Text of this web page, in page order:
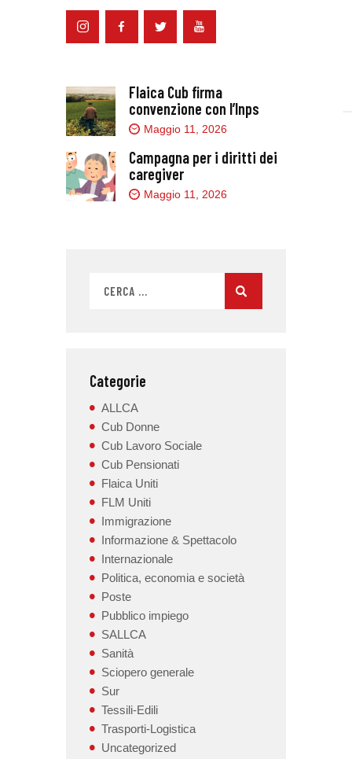
Flaica Cub firma
convenzione con l’Inps
Maggio 11, 2026
Campagna per i diritti dei
caregiver
Maggio 11, 2026
Categorie
ALLCA
Cub Donne
Cub Lavoro Sociale
Cub Pensionati
Flaica Uniti
FLM Uniti
Immigrazione
Informazione & Spettacolo
Internazionale
Politica, economia e società
Poste
Pubblico impiego
SALLCA
Sanità
Sciopero generale
Sur
Tessili-Edili
Trasporti-Logistica
Uncategorized